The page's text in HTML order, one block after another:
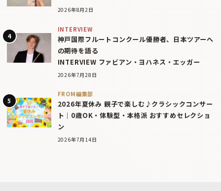
2026年8月2日
INTERVIEW
神戸国際フルートコンクール優勝者、日本ツアーへ
の期待を語る
INTERVIEW ファビアン・ヨハネス・エッガー
2026年7月28日
FROM編集部
2026年夏休み 親子で楽しむ♪クラシックコンサー
ト｜0歳OK・体験型・本格派 おすすめセレクショ
ン
2026年7月14日